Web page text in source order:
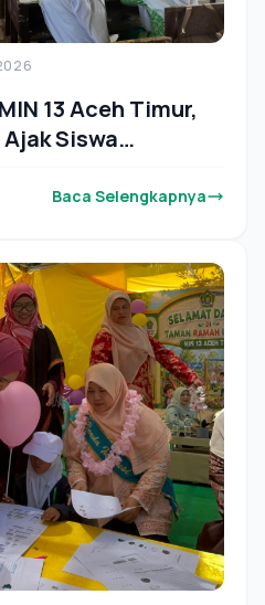
13 Aceh Timur,
Siswa
Baca Selengkapnya